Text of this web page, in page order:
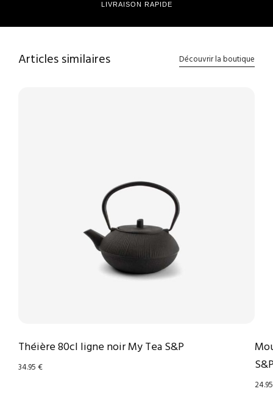
LIVRAISON RAPIDE
Articles similaires Découvrir la boutique
Théière 80cl ligne noir My Tea S&P
34.95€